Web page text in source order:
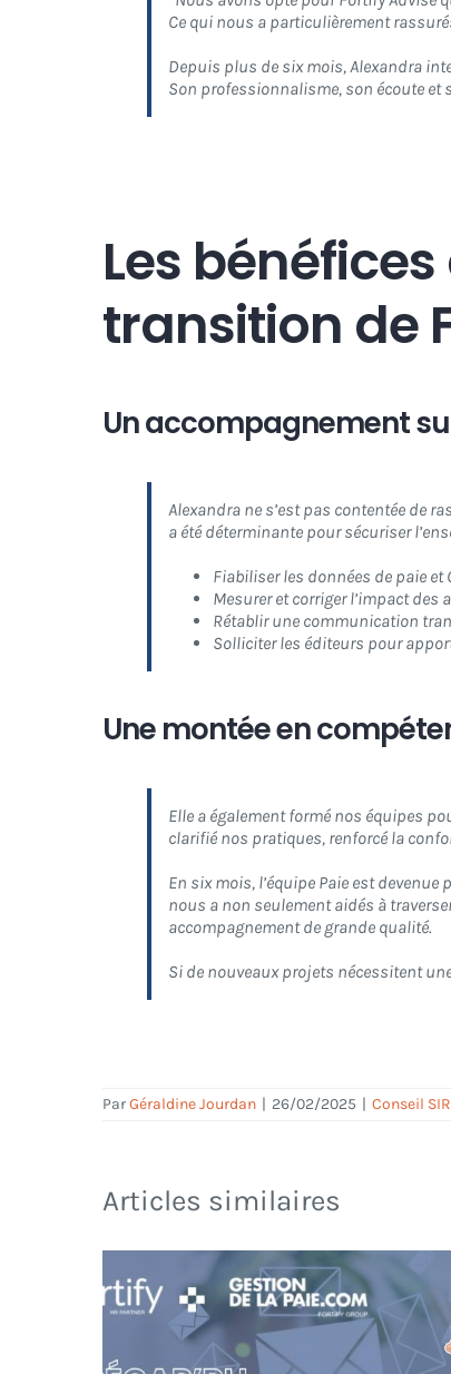
Ce qui nous a particulièrement
Depuis plus de six mois, Alexandra
Son professionnalisme, son écoute et
Les
transition de
Un accompagnement
Alexandra ne s’est pas contentée de
a été déterminante pour sécuriser
Fiabiliser les données de paie et
Mesurer et corriger l’impact
Rétablir une communication
Solliciter les éditeurs pour
Une montée en
Elle a également formé nos équipes
clarifié nos pratiques, renforcé la
En six mois, l’équipe Paie est
nous a non seulement aidés à
accompagnement de grande qualité.
Si de nouveaux projets nécessitent
ParGéraldine Jourdan | 26/02/2025 | Conseil
Articles similaires